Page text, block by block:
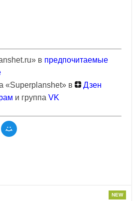
в предпочитаемые
«Superplanshet» в
Дзен
и группа VK